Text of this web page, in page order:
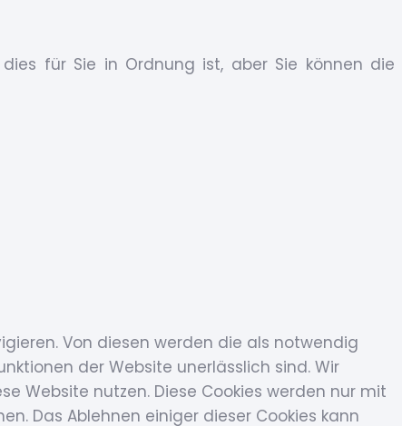
für Sie in Ordnung ist, aber Sie können die
Von diesen werden die als notwendig
der Website unerlässlich sind. Wir
Website nutzen. Diese Cookies werden nur mit
Das Ablehnen einiger dieser Cookies kann